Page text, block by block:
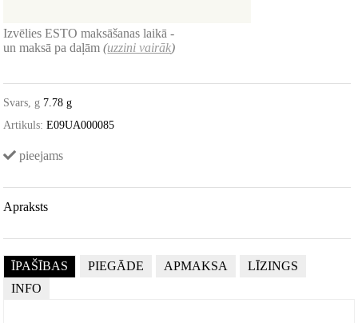
Izvēlies ESTO maksāšanas laikā -
un maksā pa daļām(uzzini vairāk)
Svars, g 7.78 g
Artikuls: E09UA000085
pieejams
Apraksts
ĪPAŠĪBAS PIEGĀDE APMAKSA
LĪZINGS
INFO